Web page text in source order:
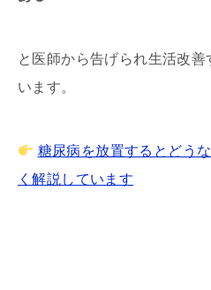
と医師から告げられ生活改
います。
糖尿病を放置するとどう
く解説しています